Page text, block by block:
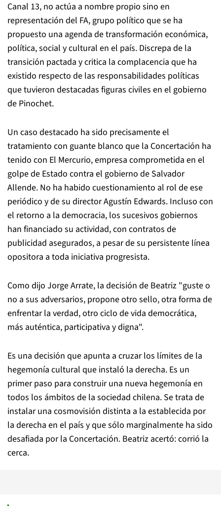
Canal 13, no actúa a nombre propio sino en
representación del FA, grupo político que se ha
propuesto una agenda de transformación económica,
política, social y cultural en el país. Discrepa de la
transición pactada y critica la complacencia que ha
existido respecto de las responsabilidades políticas
que tuvieron destacadas figuras civiles en el gobierno
de Pinochet.
Un caso destacado ha sido precisamente el
tratamiento con guante blanco que la Concertación ha
tenido con El Mercurio, empresa comprometida en el
golpe de Estado contra el gobierno de Salvador
Allende. No ha habido cuestionamiento al rol de ese
periódico y de su director Agustín Edwards. Incluso con
el retorno a la democracia, los sucesivos gobiernos
han financiado su actividad, con contratos de
publicidad asegurados, a pesar de su persistente línea
opositora a toda iniciativa progresista.
Como dijo Jorge Arrate, la decisión de Beatriz "guste o
no a sus adversarios, propone otro sello, otra forma de
enfrentar la verdad, otro ciclo de vida democrática,
más auténtica, participativa y digna".
Es una decisión que apunta a cruzar los límites de la
hegemonía cultural que instaló la derecha. Es un
primer paso para construir una nueva hegemonía en
todos los ámbitos de la sociedad chilena. Se trata de
instalar una cosmovisión distinta a la establecida por
la derecha en el país y que sólo marginalmente ha sido
desafiada por la Concertación. Beatriz acertó: corrió la
cerca.